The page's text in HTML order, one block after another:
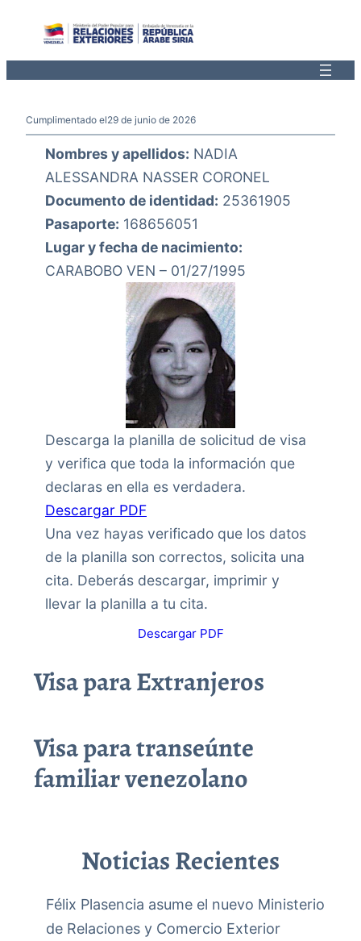
Cumplimentado el29 de junio de 2026
Nombres y apellidos: NADIA
ALESSANDRA NASSER CORONEL
Documento de identidad: 25361905
Pasaporte: 168656051
Lugar y fecha de nacimiento:
CARABOBO VEN – 01/27/1995
Descarga la planilla de solicitud de visa
y verifica que toda la información que
declaras en ella es verdadera.
Descargar PDF
Una vez hayas verificado que los datos
de la planilla son correctos, solicita una
cita. Deberás descargar, imprimir y
llevar la planilla a tu cita.
Descargar PDF
Visa para Extranjeros
Visa para transeúnte
familiar venezolano
Noticias Recientes
Félix Plasencia asume el nuevo Ministerio
de Relaciones y Comercio Exterior